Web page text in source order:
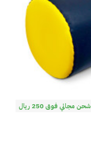
شحن مجاني فوق 250 ريال